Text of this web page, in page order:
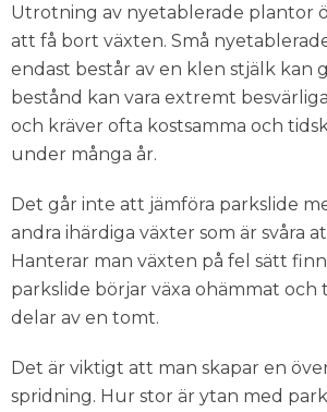
Utrotning av nyetablerade plantor
att få bort växten. Små
endast består av en klen stjälk kan
bestånd kan vara extremt
och kräver ofta kostsamma och
under många år.
Det går inte att jämföra parkslide
andra ihärdiga växter som är svåra
Hanterar man växten på fel sätt
parkslide börjar växa ohämmat och
delar av en tomt.
Det är viktigt att man skapar en
spridning. Hur stor är ytan med